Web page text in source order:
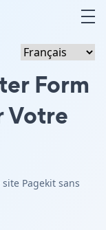
Form
Votre
Pagekit sans